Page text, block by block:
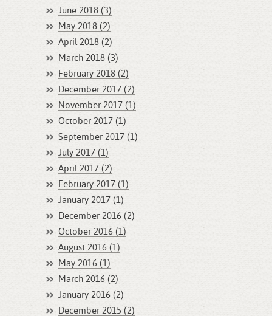
June 2018 (3)
May 2018 (2)
April 2018 (2)
March 2018 (3)
February 2018 (2)
December 2017 (2)
November 2017 (1)
October 2017 (1)
September 2017 (1)
July 2017 (1)
April 2017 (2)
February 2017 (1)
January 2017 (1)
December 2016 (2)
October 2016 (1)
August 2016 (1)
May 2016 (1)
March 2016 (2)
January 2016 (2)
December 2015 (2)